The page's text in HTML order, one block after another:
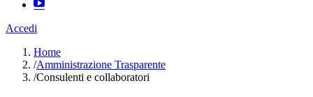
Accedi
Home
/Amministrazione Trasparente
/Consulenti e collaboratori